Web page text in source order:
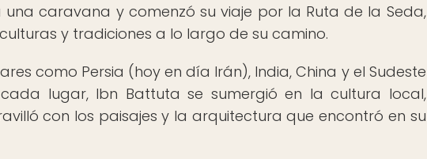
una caravana y comenzó su viaje por la Ruta de la Seda,
y tradiciones a lo largo de su camino.
como Persia (hoy en día Irán), India, China y el Sudeste
lugar, Ibn Battuta se sumergió en la cultura local,
con los paisajes y la arquitectura que encontró en su